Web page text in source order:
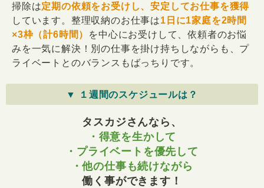
掃除は定期の依頼をお受けし、安定してお仕事を獲得
しています。整理収納のお仕事は1日に1家庭を2時間
×3枠（計6時間）
を中心にお受けして、依頼者のお悩
みを一気に解決！別の仕事を掛け持ちしながらも、プ
ライベートとのバランスもばっちりです。
▼ １週間のスケジュールは？
タスカジさんなら、
・得意を生かして
・プライベートを優先して
・他の仕事も続けながら
働く事ができます！